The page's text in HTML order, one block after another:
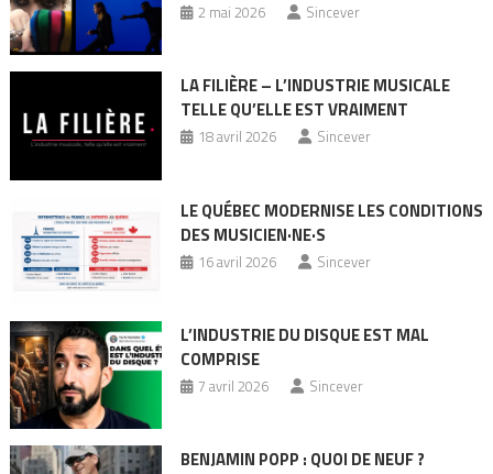
2 mai 2026 Sincever
LA FILIÈRE – L’INDUSTRIE MUSICALE
TELLE QU’ELLE EST VRAIMENT
18 avril 2026 Sincever
LE QUÉBEC MODERNISE LES CONDITIONS
DES MUSICIEN·NE·S
16 avril 2026 Sincever
L’INDUSTRIE DU DISQUE EST MAL
COMPRISE
7 avril 2026 Sincever
BENJAMIN POPP : QUOI DE NEUF ?